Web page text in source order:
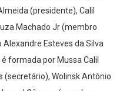
(presidente), Calil
Machado Jr (membro
Alexandre Esteves da Silva
formada por Mussa Calil
(secretário), Wolinsk Antônio